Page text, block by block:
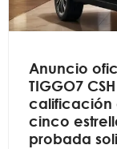
Anuncio
TIGGO7
calificación
cinco
probada